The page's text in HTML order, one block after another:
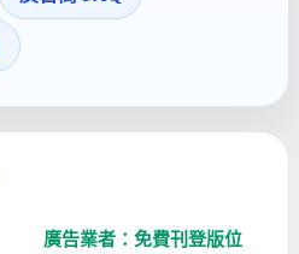
廣告業者：免費刊登版位